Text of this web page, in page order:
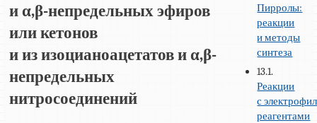
и α,β-непредельных эфиров
или кетонов
и из изоцианоацетатов и α,β-
непредельных
нитросоединений
Пирролы:
реакции
и методы
синтеза
13.1.
Реакции
с
реагентами